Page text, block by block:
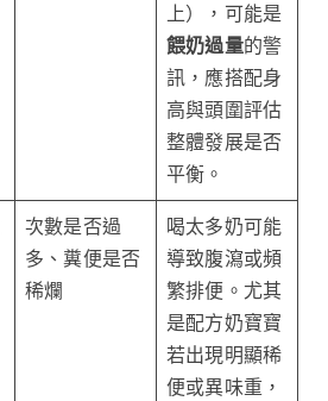
上），可能是
餵奶過量的警
訊，應搭配身
高與頭圍評估
整體發展是否
平衡。
次數是否過
多、糞便是否
稀爛
喝太多奶可能
導致腹瀉或頻
繁排便。尤其
是配方奶寶寶
若出現明顯稀
便或異味重，